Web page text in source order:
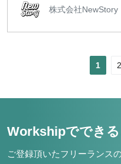
株式会社NewStory
1 2
Workshipでできる
ご登録頂いたフリーランス